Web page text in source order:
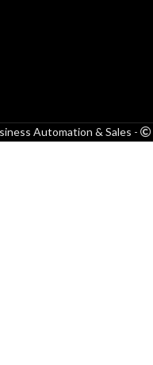
Automation & Sales -